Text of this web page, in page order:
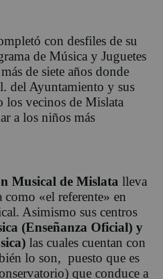
con desfiles de su
de Música y Juguetes
de siete años donde
del Ayuntamiento y sus
los vecinos de Mislata
a los niños más
Musical de Mislata lleva
«el referente» en
Asimismo sus centros
(Enseñanza Oficial) y
las cuales cuentan con
lo son, puesto que es
que conduce a